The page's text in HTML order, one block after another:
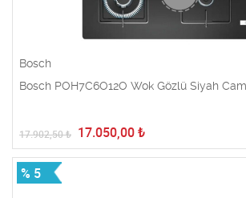
Bosch
Bosch POH7C6O12O Wok Gözlü Siyah
17.902,50₺ 17.050,00 ₺
% 5